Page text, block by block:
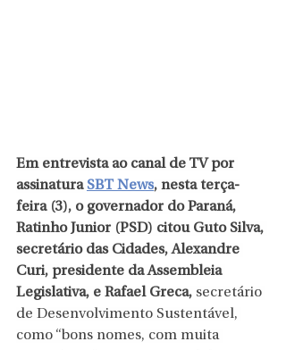
Em entrevista ao canal de TV por
assinatura SBT News, nesta terça-
feira (3), o governador do Paraná,
Ratinho Junior (PSD) citou Guto Silva,
secretário das Cidades, Alexandre
Curi, presidente da Assembleia
Legislativa, e Rafael Greca, secretário
de Desenvolvimento Sustentável,
como “bons nomes, com muita